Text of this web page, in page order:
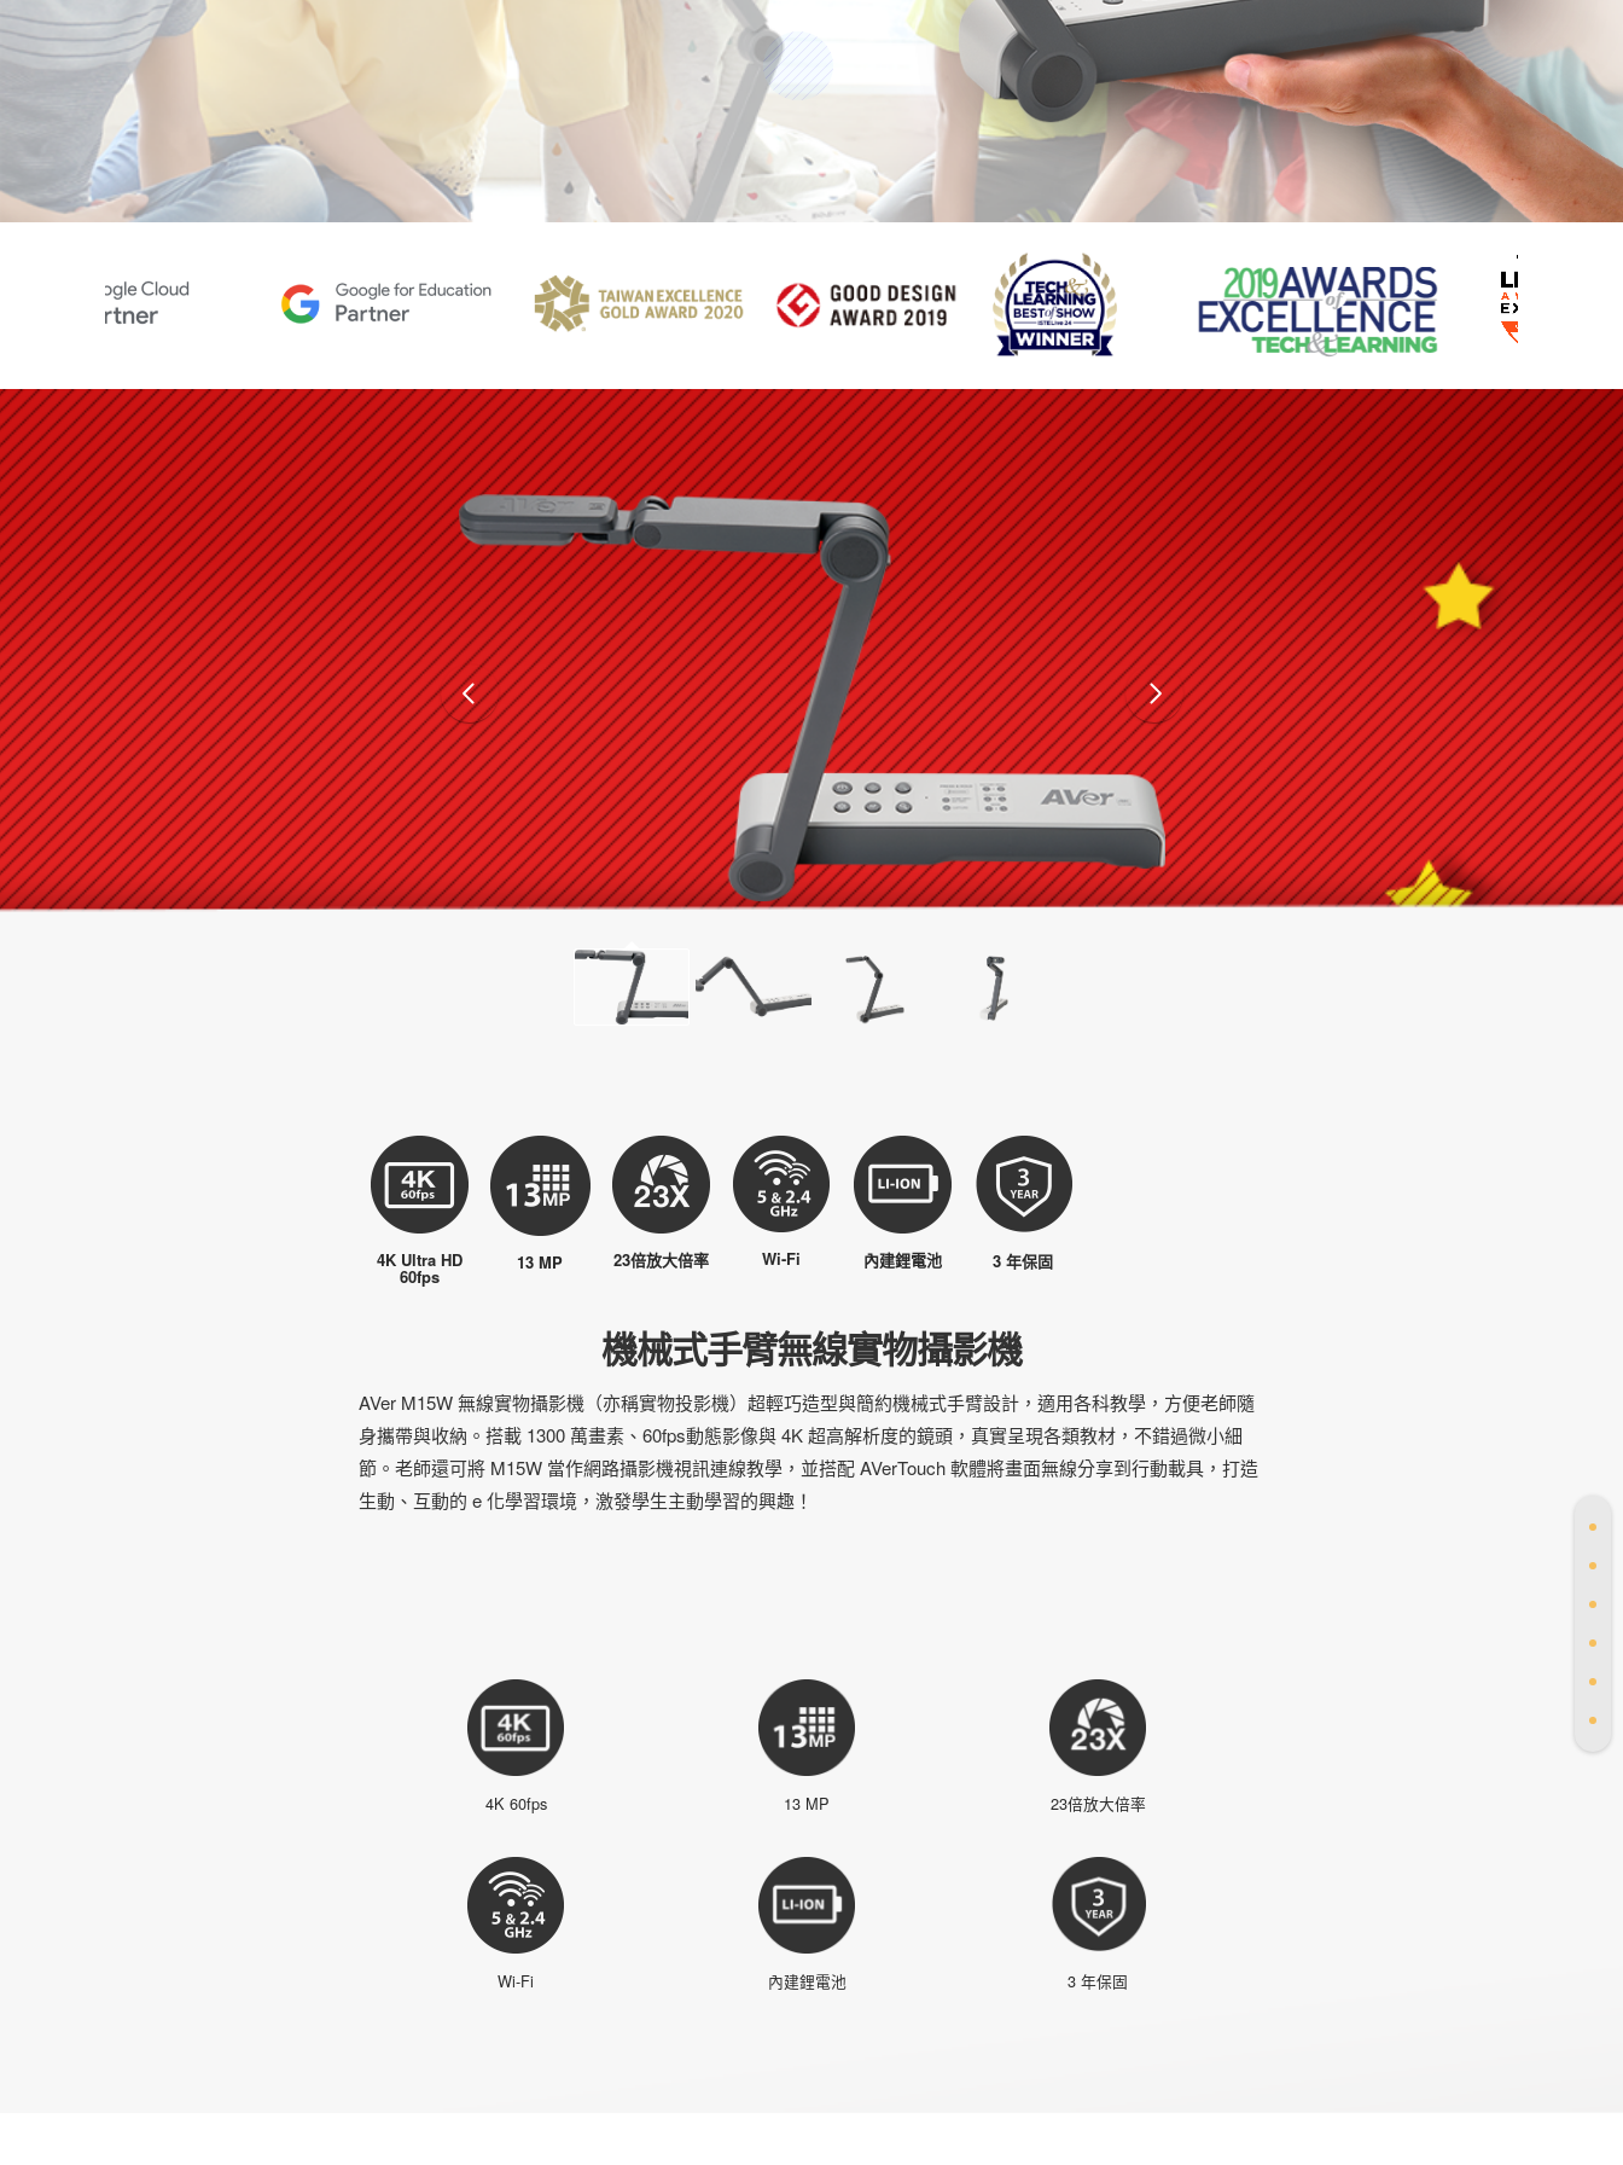
4K Ultra HD
60fps
13 MP 23倍放大倍率 Wi-Fi 內建鋰電池 3 年保固
機械式手臂無線實物攝影機
AVer M15W 無線實物攝影機（亦稱實物投影機）超輕巧造型與簡約機械式手臂設計，適用各科教學，方便老師隨
身攜帶與收納。搭載 1300 萬畫素、60fps動態影像與 4K 超高解析度的鏡頭，真實呈現各類教材，不錯過微小細
節。老師還可將 M15W 當作網路攝影機視訊連線教學，並搭配 AVerTouch 軟體將畫面無線分享到行動載具，打造
生動、互動的 e 化學習環境，激發學生主動學習的興趣！
4K 60fps 13 MP 23倍放大倍率
Wi-Fi 內建鋰電池 3 年保固